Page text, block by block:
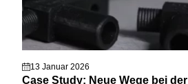
13 Januar 2026
Case Study: Neue Wege bei der